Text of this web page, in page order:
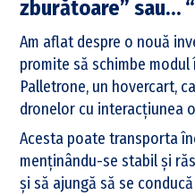
zburătoare” sau…
Am aflat despre o nouă
promite să schimbe
Palletrone, un hovercart,
dronelor cu interacțiunea
Acesta poate transporta
menținându-se stabil și
și să ajungă să se